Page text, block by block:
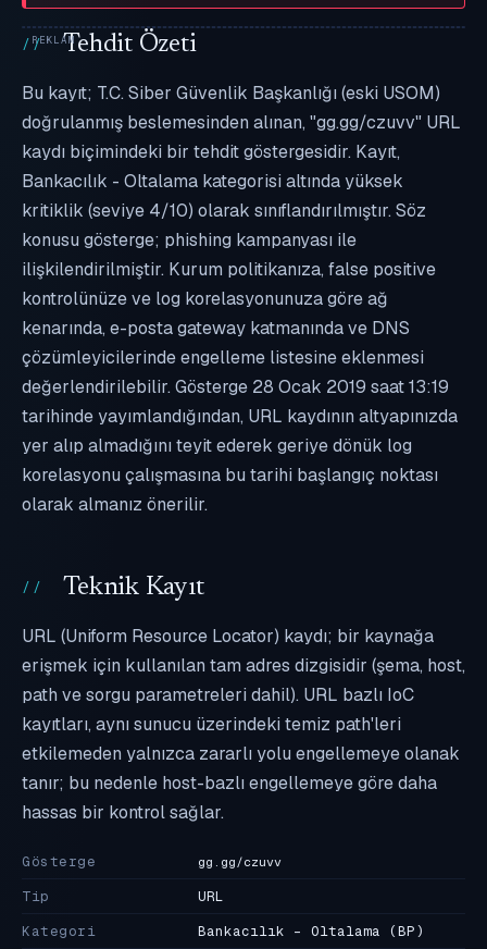
Tehdit Özeti
Bu kayıt; T.C. Siber Güvenlik Başkanlığı (eski USOM)
doğrulanmış beslemesinden alınan, "gg.gg/czuvv" URL
kaydı biçimindeki bir tehdit göstergesidir. Kayıt,
Bankacılık - Oltalama kategorisi altında yüksek
kritiklik (seviye 4/10) olarak sınıflandırılmıştır. Söz
konusu gösterge; phishing kampanyası ile
ilişkilendirilmiştir. Kurum politikanıza, false positive
kontrolünüze ve log korelasyonunuza göre ağ
kenarında, e-posta gateway katmanında ve DNS
çözümleyicilerinde engelleme listesine eklenmesi
değerlendirilebilir. Gösterge 28 Ocak 2019 saat 13:19
tarihinde yayımlandığından, URL kaydının altyapınızda
yer alıp almadığını teyit ederek geriye dönük log
korelasyonu çalışmasına bu tarihi başlangıç noktası
olarak almanız önerilir.
Teknik Kayıt
URL (Uniform Resource Locator) kaydı; bir kaynağa
erişmek için kullanılan tam adres dizgisidir (şema, host,
path ve sorgu parametreleri dahil). URL bazlı IoC
kayıtları, aynı sunucu üzerindeki temiz path'leri
etkilemeden yalnızca zararlı yolu engellemeye olanak
tanır; bu nedenle host-bazlı engellemeye göre daha
hassas bir kontrol sağlar.
Gösterge gg.gg/czuvv
Tip
URL
Kategori
Bankacılık - Oltalama (BP)